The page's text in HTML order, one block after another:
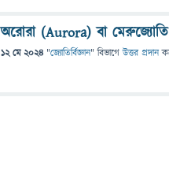
অরোরা (Aurora) বা মেরুজ্যোতি
12 মে 2024 "জ্যোতির্বিজ্ঞান" বিভাগে উত্তর প্রদান